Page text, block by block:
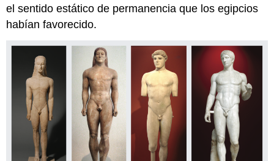
el sentido estático de permanencia que los egipcios
habían favorecido.